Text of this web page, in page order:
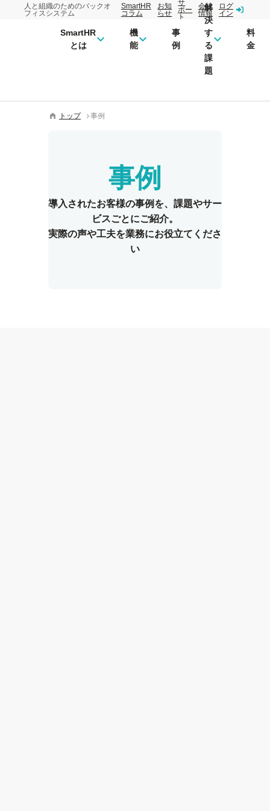
人と組織のためのバックオ
フィスシステム
SmartHR
コラム
お知
らせ
サ
ポー
ト
会社
情報
ログ
イン
SmartHR
とは
機
能
事
例
解
決
す
る
課
題
料
金
トップ 事例
事例
導入されたお客様の事例を、 課題やサー
ビスごとにご紹介。
実際の声や工夫を業務にお役立てくださ
い